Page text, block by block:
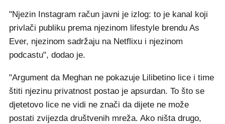
"Njezin Instagram račun javni je izlog: to je kanal koji
privlači publiku prema njezinom lifestyle brendu As
Ever, njezinom sadržaju na Netflixu i njezinom
podcastu", dodao je.
"Argument da Meghan ne pokazuje Lilibetino lice i time
štiti njezinu privatnost postao je apsurdan. To što se
djetetovo lice ne vidi ne znači da dijete ne može
postati zvijezda društvenih mreža. Ako ništa drugo,